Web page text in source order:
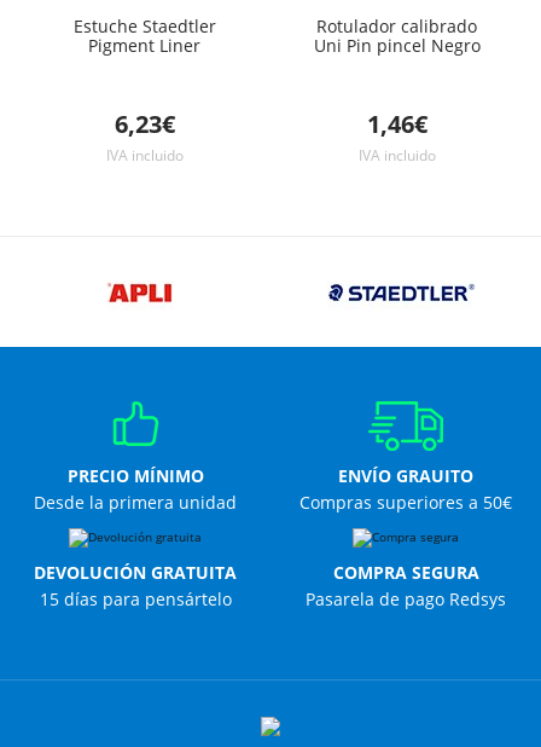
Estuche Staedtler
Pigment Liner
6,23€
IVA incluido
Rotulador calibrado
Uni Pin pincel Negro
1,46€
IVA incluido
PRECIO MÍNIMO
Desde la primera unidad
ENVÍO GRAUITO
Compras superiores a 50€
DEVOLUCIÓN GRATUITA
15 días para pensártelo
COMPRA SEGURA
Pasarela de pago Redsys